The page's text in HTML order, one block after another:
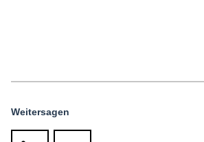
Weitersagen